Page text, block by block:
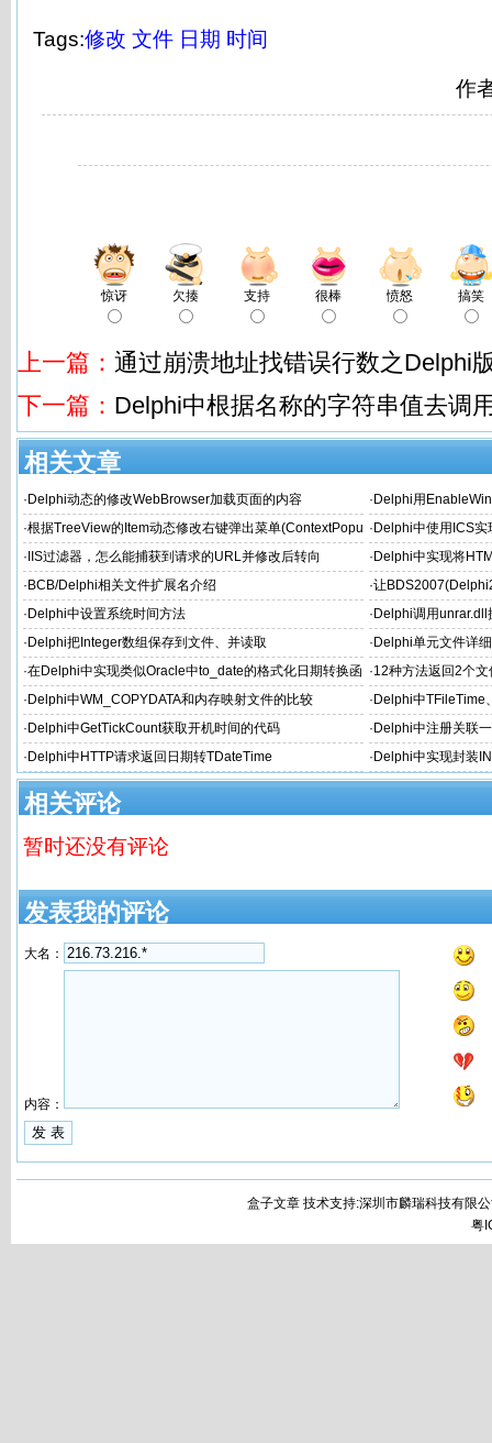
Tags:修改 文件 日期 时间
作
惊讶 欠揍 支持 很棒 愤怒 搞笑
上一篇： 通过崩溃地址找错误行数之Delphi
下一篇： Delphi中根据名称的字符串值去调
相关文章
· Delphi动态的修改WebBrowser加载页面的内容 · Delphi用
选择变灰
·根据TreeView的Item动态修改右键弹出菜单(ContextPopu
p)
· Delphi中使用ICS
· IIS过滤器，怎么能捕获到请求的URL并修改后转向 · Delphi中实现将
· BCB/Delphi相关文件扩展名介绍 ·让
个性的文件名
· Delphi中设置系统时间方法 · Delphi调用unrar.dll
· Delphi把Integer数组保存到文件、并读取 · Delphi单元文件详
·在Delphi中实现类似Oracle中to_date的格式化日期转换函
数
·12种方法返回2个
Path
· Delphi中WM_COPYDATA和内存映射文件的比较 · Delphi中TFileTime
· Delphi中GetTickCount获取开机时间的代码 · Delphi中注册关联
· Delphi中HTTP请求返回日期转TDateTime · Delphi中实现封装
相关评论
暂时还没有评论
发表我的评论
大名：
内容：
盒子文章 技术支持:深圳市麟瑞科技有限
粤